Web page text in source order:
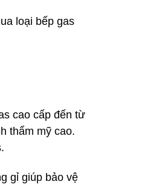
loại bếp gas
cao cấp đến từ
thẩm mỹ cao.
gỉ giúp bảo vệ